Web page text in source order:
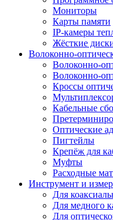
Мониторы
Карты памяти
IP-камеры
Жёсткие
Волоконно-
Волоконно-
Волоконно-
Кроссы
Кабельные
Оптические
Пигтейлы
Крепёж для
Муфты
Расходные
Инструмент и
Для
Для медного
Для